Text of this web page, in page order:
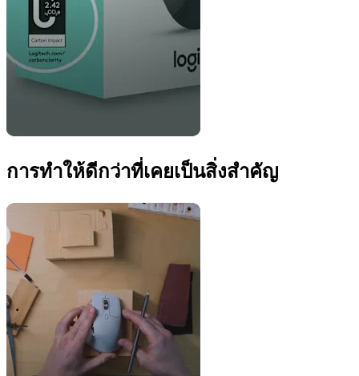
การทำให้ดีกว่าที่เคยเป็นสิ่งสำคัญ